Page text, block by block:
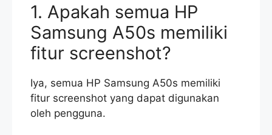
1. Apakah semua HP
Samsung A50s memiliki
fitur screenshot?
Iya, semua HP Samsung A50s memiliki
fitur screenshot yang dapat digunakan
oleh pengguna.